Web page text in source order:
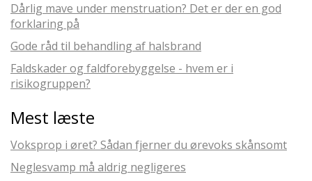
Dårlig mave under menstruation? Det er der en god
forklaring på
Gode råd til behandling af halsbrand
Faldskader og faldforebyggelse - hvem er i
risikogruppen?
Mest læste
Voksprop i øret? Sådan fjerner du ørevoks skånsomt
Neglesvamp må aldrig negligeres